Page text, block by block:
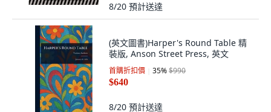
8/20 預計送達
(英文圖書)Harper's Round Table 精
裝版, Anson Street Press, 英文
首購折扣價 35%$990
$640
8/20 預計送達